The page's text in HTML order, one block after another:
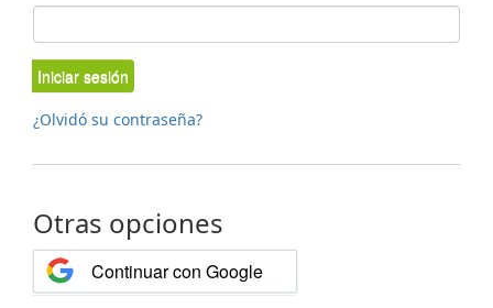
Iniciar sesión
¿Olvidó su contraseña?
Otras opciones
Continuar con Google